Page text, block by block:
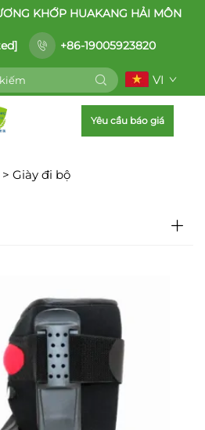
KHỚP HUAKANG HẢI MÔN
+86-19005923820
VI
Yêu cầu báo giá
> Giày đi bộ